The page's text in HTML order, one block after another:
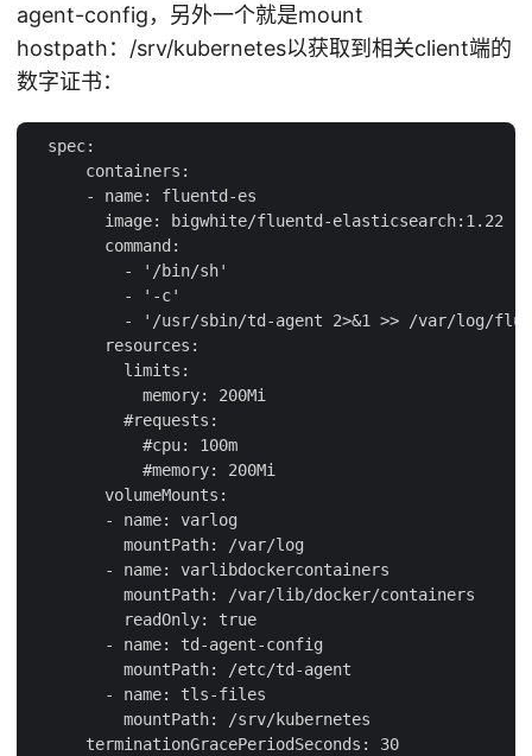
agent-config，另外一个就是mount
hostpath：/srv/kubernetes以获取到相关client端的
数字证书：
  spec:
      containers:
      - name: fluentd-es
        image: bigwhite/fluentd-elasticsearch:1.22
        command:
          - '/bin/sh'
          - '-c'
- '/usr/sbin/td-agent 2>&1 >> /var/log/
        resources:
          limits:
            memory: 200Mi
          #requests:
            #cpu: 100m
            #memory: 200Mi
        volumeMounts:
        - name: varlog
          mountPath: /var/log
        - name: varlibdockercontainers
          mountPath: /var/lib/docker/containers
          readOnly: true
        - name: td-agent-config
          mountPath: /etc/td-agent
        - name: tls-files
          mountPath: /srv/kubernetes
      terminationGracePeriodSeconds: 30